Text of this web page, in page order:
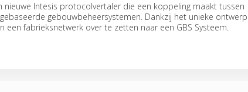
nieuwe Intesis protocolvertaler die een koppeling maakt tussen
gebaseerde gebouwbeheersystemen. Dankzij het unieke ontwerp
een fabrieksnetwerk over te zetten naar een GBS Systeem.